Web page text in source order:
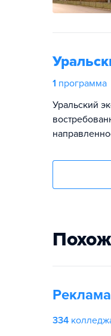
1 программа
Уральский
Реклама
334